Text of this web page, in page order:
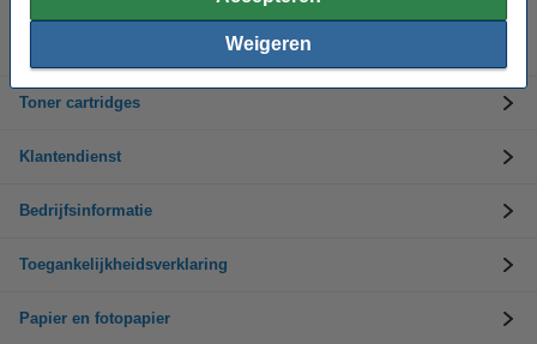
Weigeren
Toner cartridges
Klantendienst
Bedrijfsinformatie
Toegankelijkheidsverklaring
Papier en fotopapier